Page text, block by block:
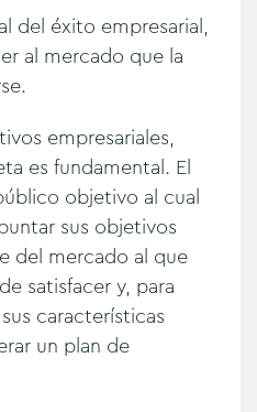
del éxito empresarial,
al mercado que la
empresariales,
es fundamental. El
objetivo al cual
sus objetivos
del mercado al que
satisfacer y, para
características
un plan de